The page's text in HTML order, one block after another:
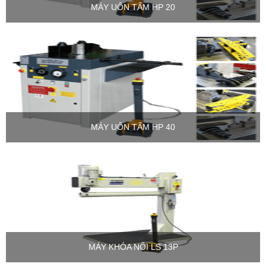
MÁY UỐN TẤM HP 20
MÁY UỐN TẤM HP 40
MÁY KHÓA NỐI LS 13P